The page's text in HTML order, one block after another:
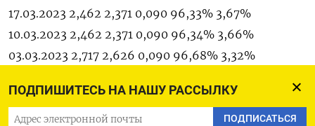
ПОДПИШИТЕСЬ НА НАШУ РАССЫЛКУ
ПОДПИСАТЬСЯ
17.03.2023 2,462 2,371 0,090 96,33% 3,67%
10.03.2023 2,462 2,371 0,090 96,34% 3,66%
03.03.2023 2,717 2,626 0,090 96,68% 3,32%
17.02.2023 2,585 2,495 0,090 96,52% 3,48%
10.02.2023 2,585 2,495 0,090 96,52% 3,48%